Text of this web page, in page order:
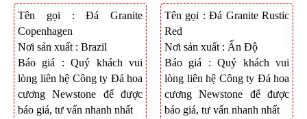
Tên gọi : Đá Granite
Copenhagen
Nơi sản xuất : Brazil
Báo giá : Quý khách vui
lòng liên hệ Công ty Đá hoa
cương Newstone để được
báo giá, tư vấn nhanh nhất
Tên gọi : Đá Granite Rustic
Red
Nơi sản xuất : Ấn Độ
Báo giá : Quý khách vui
lòng liên hệ Công ty Đá hoa
cương Newstone để được
báo giá, tư vấn nhanh nhất